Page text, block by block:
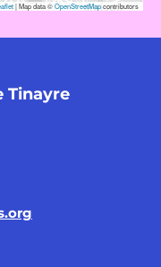
|Map data ©OpenStreetMapcontributors
Tinayre